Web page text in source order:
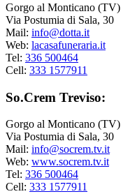
Gorgo al Monticano (TV)
Via Postumia di Sala, 30
Mail: info@dotta.it
Web: lacasafuneraria.it
Tel: 336 500464
Cell: 333 1577911
So.Crem Treviso:
Gorgo al Monticano (TV)
Via Postumia di Sala, 30
Mail: info@socrem.tv.it
Web: www.socrem.tv.it
Tel: 336 500464
Cell: 333 1577911